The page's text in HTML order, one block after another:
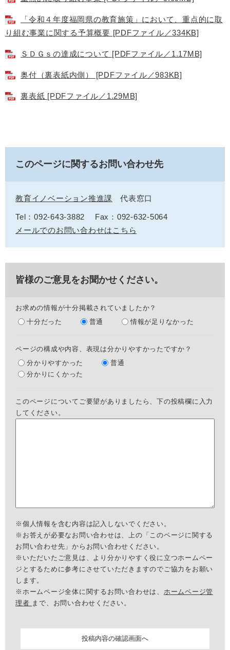
「令和４年度福岡県の教育施策」において、重点的に取
り組む事業に関する予算概要 [PDFファイル／334KB]
ＳＤＧｓの達成について [PDFファイル／1.17MB]
奥付（裏表紙内側） [PDFファイル／983KB]
裏表紙 [PDFファイル／1.29MB]
このページに関するお問い合わせ先
教育イノベーション推進課 代表窓口
Tel：092-643-3882
Fax：092-632-5064
メールでのお問い合わせはこちら
皆様のご意見をお聞かせください。
お求めの情報が十分掲載されていましたか？
十分だった
普通 情報が足りなかった
ページの構成や内容、表現は分かりやすかったですか？
分かりやすかった
普通
分かりにくかった
このページについてご要望がありましたら、下の投稿欄に入力
してください。
※個人情報を含む内容は記入しないでください。
※お答えが必要なお問い合わせは、上の「このページに関する
お問い合わせ先」からお問い合わせください。
※いただいたご意見は、より分かりやすく役に立つホームペー
ジとするために参考にさせていただきますのでご協力をお願い
します。
※ホームページ全体に関するお問い合わせは、 ホームページ管
理者 まで、お問い合わせください。